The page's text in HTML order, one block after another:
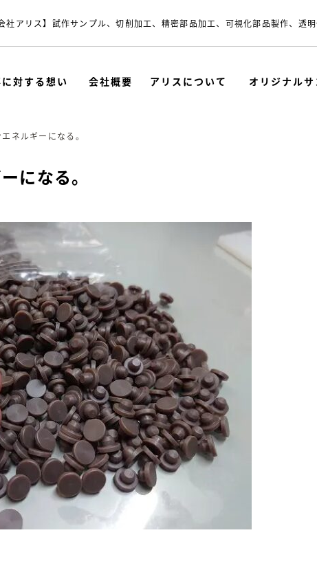
アリス】試作サンプル、切削加工、精密部品加工、可視化部品製作、透
対する想い 会社概要 アリスについて オリジナル
ネルギーになる。
になる。